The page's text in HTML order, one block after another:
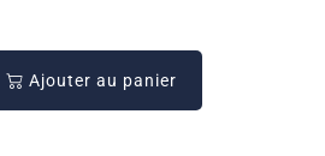
Ajouter au panier